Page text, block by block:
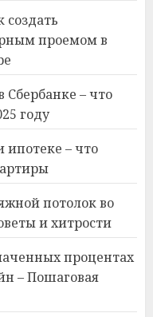
создать
проемом в
Сбербанке – что
году
ипотеке – что
потолок во
и хитрости
процентах
– Пошаговая